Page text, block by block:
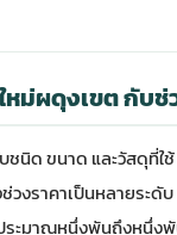
ม่ผดุงเขต กับช่
นิด ขนาด และวัสดุที่ใช้
วงราคาเป็นหลายระ
ระมาณหนึ่งพันถึงหนึ่ง